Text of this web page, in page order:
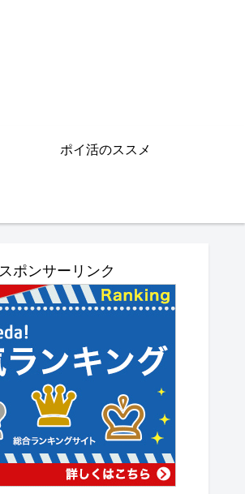
ポイ活のススメ
スポンサーリンク